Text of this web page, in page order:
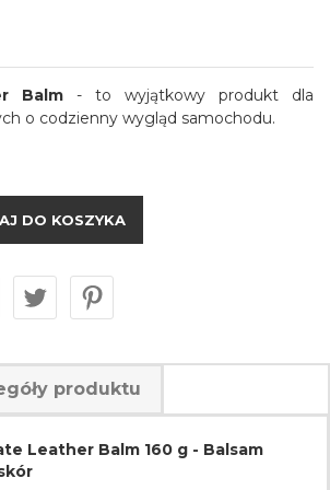
Balm - to wyjątkowy produkt dla
o codzienny wygląd samochodu.
DO KOSZYKA
produktu
Leather Balm 160 g - Balsam